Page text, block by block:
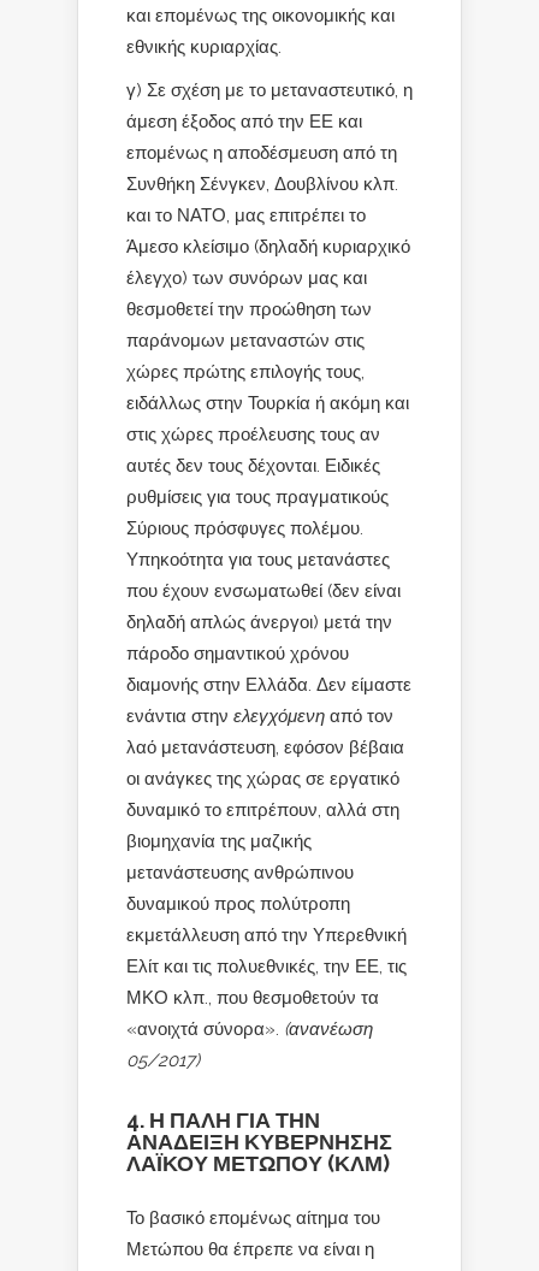
και επομένως της οικονομικής και
εθνικής κυριαρχίας.
γ) Σε σχέση με το μεταναστευτικό, η
άμεση έξοδος από την ΕΕ και
επομένως η αποδέσμευση από τη
Συνθήκη Σένγκεν, Δουβλίνου κλπ.
και το ΝΑΤΟ, μας επιτρέπει το
Άμεσο κλείσιμο (δηλαδή κυριαρχικό
έλεγχο) των συνόρων μας και
θεσμοθετεί την προώθηση των
παράνομων μεταναστών στις
χώρες πρώτης επιλογής τους,
ειδάλλως στην Τουρκία ή ακόμη και
στις χώρες προέλευσης τους αν
αυτές δεν τους δέχονται. Ειδικές
ρυθμίσεις για τους πραγματικούς
Σύριους πρόσφυγες πολέμου.
Υπηκοότητα για τους μετανάστες
που έχουν ενσωματωθεί (δεν είναι
δηλαδή απλώς άνεργοι) μετά την
πάροδο σημαντικού χρόνου
διαμονής στην Ελλάδα. Δεν είμαστε
ενάντια στην ελεγχόμενη από τον
λαό μετανάστευση, εφόσον βέβαια
οι ανάγκες της χώρας σε εργατικό
δυναμικό το επιτρέπουν, αλλά στη
βιομηχανία της μαζικής
μετανάστευσης ανθρώπινου
δυναμικού προς πολύτροπη
εκμετάλλευση από την Υπερεθνική
Ελίτ και τις πολυεθνικές, την ΕΕ, τις
ΜΚΟ κλπ., που θεσμοθετούν τα
«ανοιχτά σύνορα». (ανανέωση
05/2017)
4. Η ΠΑΛΗ ΓΙΑ ΤΗΝ
ΑΝΑΔΕΙΞΗ ΚΥΒΕΡΝΗΣΗΣ
ΛΑΪΚΟΥ ΜΕΤΩΠΟΥ (ΚΛΜ)
Το βασικό επομένως αίτημα του
Μετώπου θα έπρεπε να είναι η